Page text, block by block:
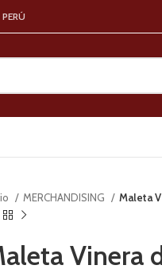
MERCHANDISING Maleta
Vinera